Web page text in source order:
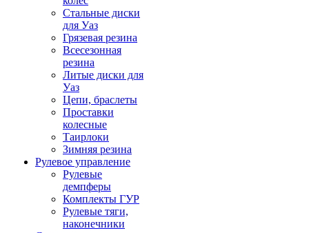
Стальные диски
для Уаз
Грязевая резина
Всесезонная
резина
Литые диски для
Уаз
Цепи, браслеты
Проставки
колесные
Таирлоки
Зимняя резина
Рулевое управление
Рулевые
демпферы
Комплекты ГУР
Рулевые тяги,
наконечники